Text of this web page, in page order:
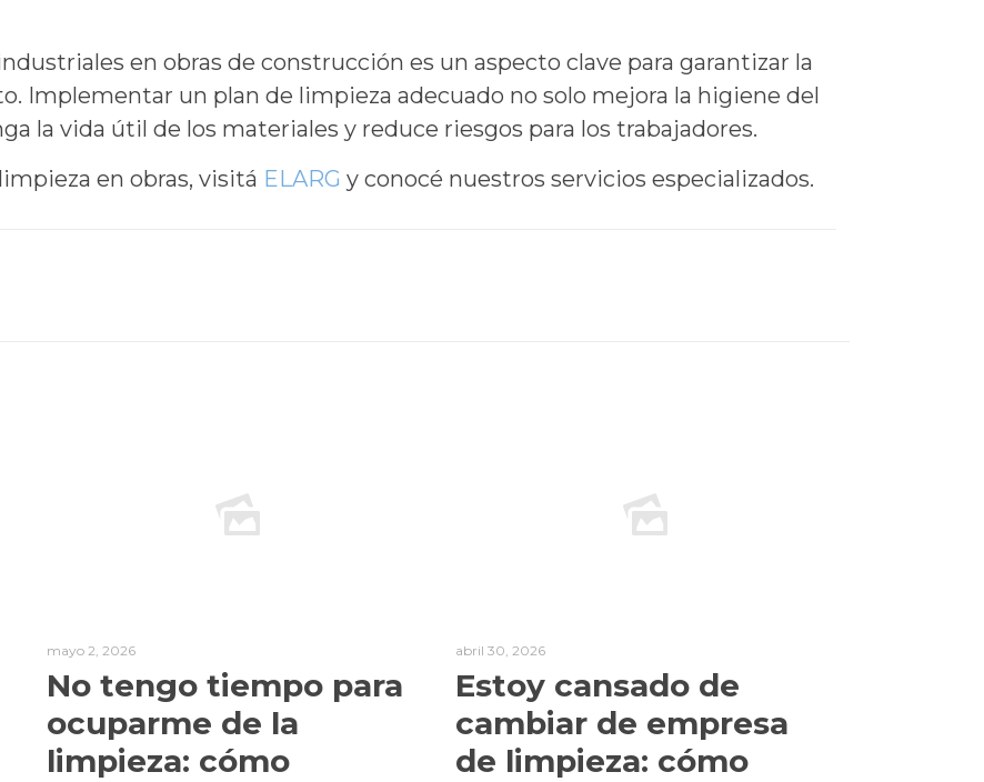
en obras de construcción es un aspecto clave para garantizar la
Implementar un plan de limpieza adecuado no solo mejora la higiene del
la vida útil de los materiales y reduce riesgos para los trabajadores.
en obras, visitá ELARG y conocé nuestros servicios especializados.
mayo 2, 2026
No tengo tiempo para
ocuparme de la
limpieza: cómo
abril 30, 2026
Estoy cansado de
cambiar de empresa
de limpieza: cómo